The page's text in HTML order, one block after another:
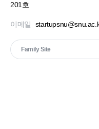
201호
이메일
Family Site